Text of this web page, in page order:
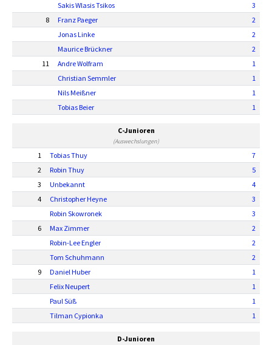
Sakis Wlasis Tsikos
3
8
Franz Paeger
2
Jonas Linke
2
Maurice Brückner
2
11
Andre Wolfram
1
Christian Semmler
1
Nils Meißner
1
Tobias Beier
1
C-Junioren
(Auswechslungen)
1 Tobias Thuy
7
2
Robin Thuy
5
3
Unbekannt
4
4
Christopher Heyne
3
Robin Skowronek
3
6
Max Zimmer
2
Robin-Lee Engler
2
Tom Schuhmann
2
9
Daniel Huber
1
Felix Neupert
1
Paul Süß
1
Tilman Cypionka
1
D-Junioren